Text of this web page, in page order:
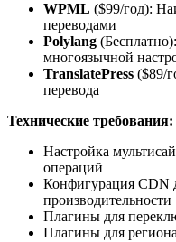
WPML ($99/год):
переводами
Polylang
многоязычной
TranslatePress ($89/
перевода
Технические требования:
Настройка
операций
Конфигурация CDN
производительности
Плагины для
Плагины для